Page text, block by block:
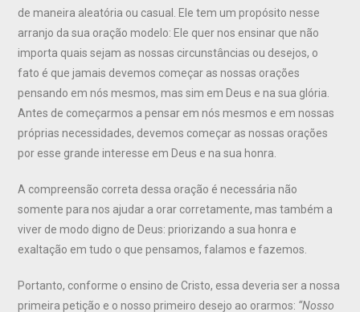
de maneira aleatória ou casual. Ele tem um propósito nesse
arranjo da sua oração modelo: Ele quer nos ensinar que não
importa quais sejam as nossas circunstâncias ou desejos, o
fato é que jamais devemos começar as nossas orações
pensando em nós mesmos, mas sim em Deus e na sua glória.
Antes de começarmos a pensar em nós mesmos e em nossas
próprias necessidades, devemos começar as nossas orações
por esse grande interesse em Deus e na sua honra.
A compreensão correta dessa oração é necessária não
somente para nos ajudar a orar corretamente, mas também a
viver de modo digno de Deus: priorizando a sua honra e
exaltação em tudo o que pensamos, falamos e fazemos.
Portanto, conforme o ensino de Cristo, essa deveria ser a nossa
primeira petição e o nosso primeiro desejo ao orarmos: “Nosso